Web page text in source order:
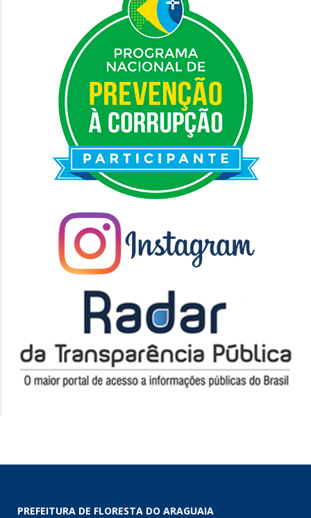
PREFEITURA DE FLORESTA DO ARAGUAIA